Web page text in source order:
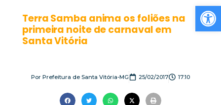
Terra Samba anima os foliões na
primeira noite de carnaval em
Santa Vitória
Por Prefeitura de Santa Vitória-MG 25/02/2017 17:10